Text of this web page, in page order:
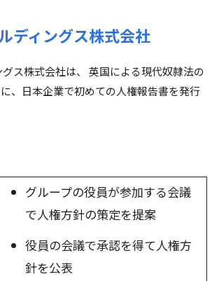
ディングス株式会社
ス株式会社は、 英国による現代奴隷法の
、日本企業で初めての人権報告書を発行
グループの役員が参加する会議
で人権方針の策定を提案
役員の会議で承認を得て人権方
針を公表